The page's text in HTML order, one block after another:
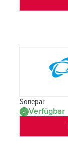
Sonepar
Verfügbar